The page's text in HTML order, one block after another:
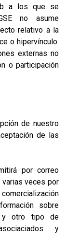
a los que se
no asume
relativo a la
o hipervínculo.
externas no
o participación
de nuestro
de las
por correo
varias veces por
sobre
y otro tipo de
y